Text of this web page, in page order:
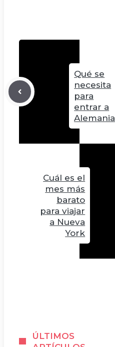
Qué se
necesita
para
entrar a
Alemania
Cuál es el
mes más
barato
para viajar
a Nueva
York
ÚLTIMOS